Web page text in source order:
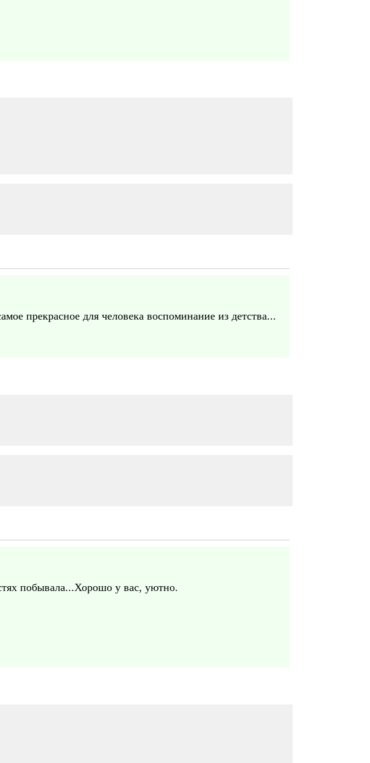
прекрасное для человека воспоминание из детства...
побывала...Хорошо у вас, уютно.